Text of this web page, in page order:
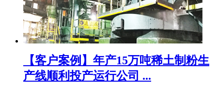
【客户案例】年产15万吨稀土制粉生
产线顺利投产运行公司 ...